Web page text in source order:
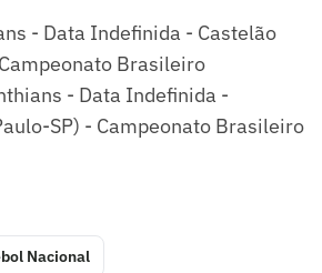
- Data Indefinida - Castelão
Brasileiro
- Data Indefinida -
SP) - Campeonato Brasileiro
Nacional